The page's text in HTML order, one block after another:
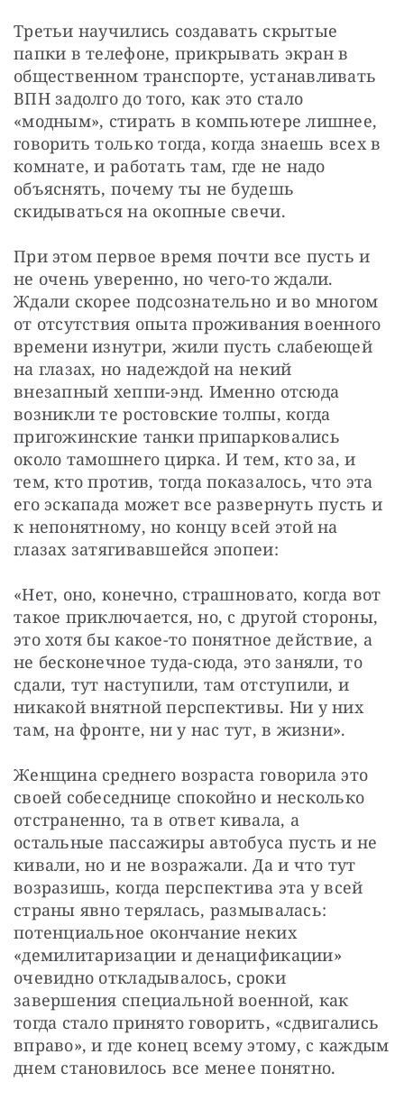
Третьи научились создавать скрытые
папки в телефоне, прикрывать экран в
общественном транспорте, устанавливать
ВПН задолго до того, как это стало
«модным», стирать в компьютере лишнее,
говорить только тогда, когда знаешь всех в
комнате, и работать там, где не надо
объяснять, почему ты не будешь
скидываться на окопные свечи.
При этом первое время почти все пусть и
не очень уверенно, но чего-то ждали.
Ждали скорее подсознательно и во многом
от отсутствия опыта проживания военного
времени изнутри, жили пусть слабеющей
на глазах, но надеждой на некий
внезапный хеппи-энд. Именно отсюда
возникли те ростовские толпы, когда
пригожинские танки припарковались
около тамошнего цирка. И тем, кто за, и
тем, кто против, тогда показалось, что эта
его эскапада может все развернуть пусть и
к непонятному, но концу всей этой на
глазах затягивавшейся эпопеи:
«Нет, оно, конечно, страшновато, когда вот
такое приключается, но, с другой стороны,
это хотя бы какое-то понятное действие, а
не бесконечное туда-сюда, это заняли, то
сдали, тут наступили, там отступили, и
никакой внятной перспективы. Ни у них
там, на фронте, ни у нас тут, в жизни».
Женщина среднего возраста говорила это
своей собеседнице спокойно и несколько
отстраненно, та в ответ кивала, а
остальные пассажиры автобуса пусть и не
кивали, но и не возражали. Да и что тут
возразишь, когда перспектива эта у всей
страны явно терялась, размывалась:
потенциальное окончание неких
«демилитаризации и денацификации»
очевидно откладывалось, сроки
завершения специальной военной, как
тогда стало принято говорить, «сдвигались
вправо», и где конец всему этому, с каждым
днем становилось все менее понятно.